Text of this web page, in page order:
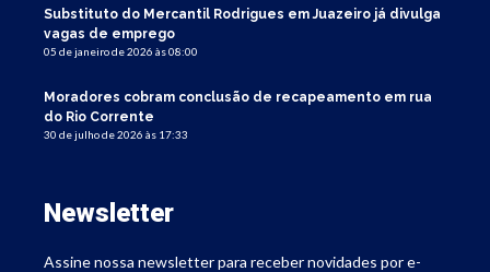
Substituto do Mercantil Rodrigues em Juazeiro já divulga
vagas de emprego
05 de janeiro de 2026 às 08:00
Moradores cobram conclusão de recapeamento em rua
do Rio Corrente
30 de julho de 2026 às 17:33
Newsletter
Assine nossa newsletter para receber novidades por e-